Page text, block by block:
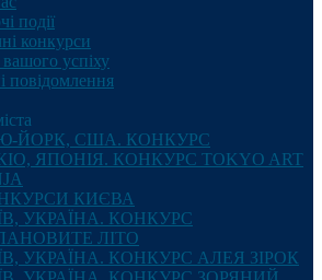
події
конкурси
успіху
повідомлення
ЙОРК, США. КОНКУРС
ЯПОНІЯ. КОНКУРС TOKYO ART
КИЄВА
УКРАЇНА. КОНКУРС
ЛІТО
УКРАЇНА. КОНКУРС АЛЕЯ ЗІРОК